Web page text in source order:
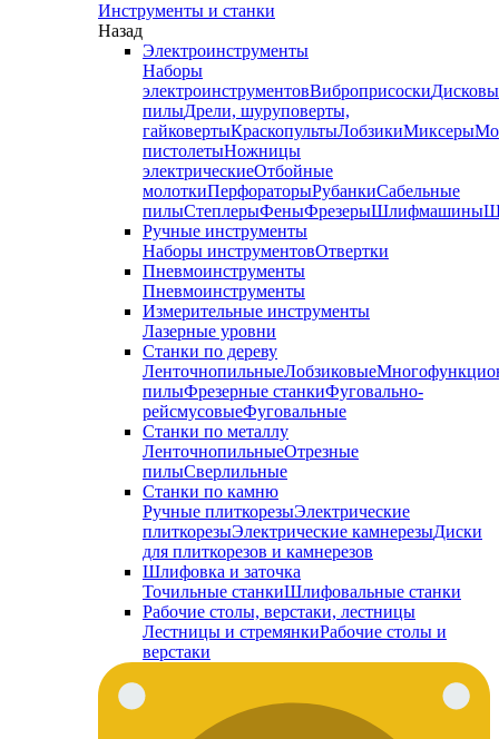
Инструменты и станки
Назад
Электроинструменты
Наборы
электроинструментовВиброприсоски
пилыДрели, шуруповерты,
гайковертыКраскопультыЛобзикиМиксеры
пистолетыНожницы
электрическиеОтбойные
молоткиПерфораторыРубанкиСабельные
пилыСтеплерыФеныФрезерыШлифмашины
Ручные инструменты
Наборы инструментовОтвертки
Пневмоинструменты
Пневмоинструменты
Измерительные инструменты
Лазерные уровни
Станки по дереву
ЛенточнопильныеЛобзиковые
пилыФрезерные станкиФуговально-
рейсмусовыеФуговальные
Станки по металлу
ЛенточнопильныеОтрезные
пилыСверлильные
Станки по камню
Ручные плиткорезыЭлектрические
плиткорезыЭлектрические камнерезыДиски
для плиткорезов и камнерезов
Шлифовка и заточка
Точильные станкиШлифовальные станки
Рабочие столы, верстаки, лестницы
Лестницы и стремянкиРабочие столы и
верстаки